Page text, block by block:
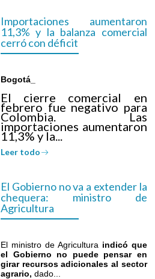
Importaciones aumentaron
11,3% y la balanza comercial
cerró con déficit
Bogotá_
El cierre comercial en
febrero fue negativo para
Colombia. Las
importaciones aumentaron
11,3% y la...
Leer todo
El Gobierno no va a extender la
chequera: ministro de
Agricultura
El ministro de Agricultura indicó que
el Gobierno no puede pensar en
girar recursos adicionales al sector
agrario, dado...